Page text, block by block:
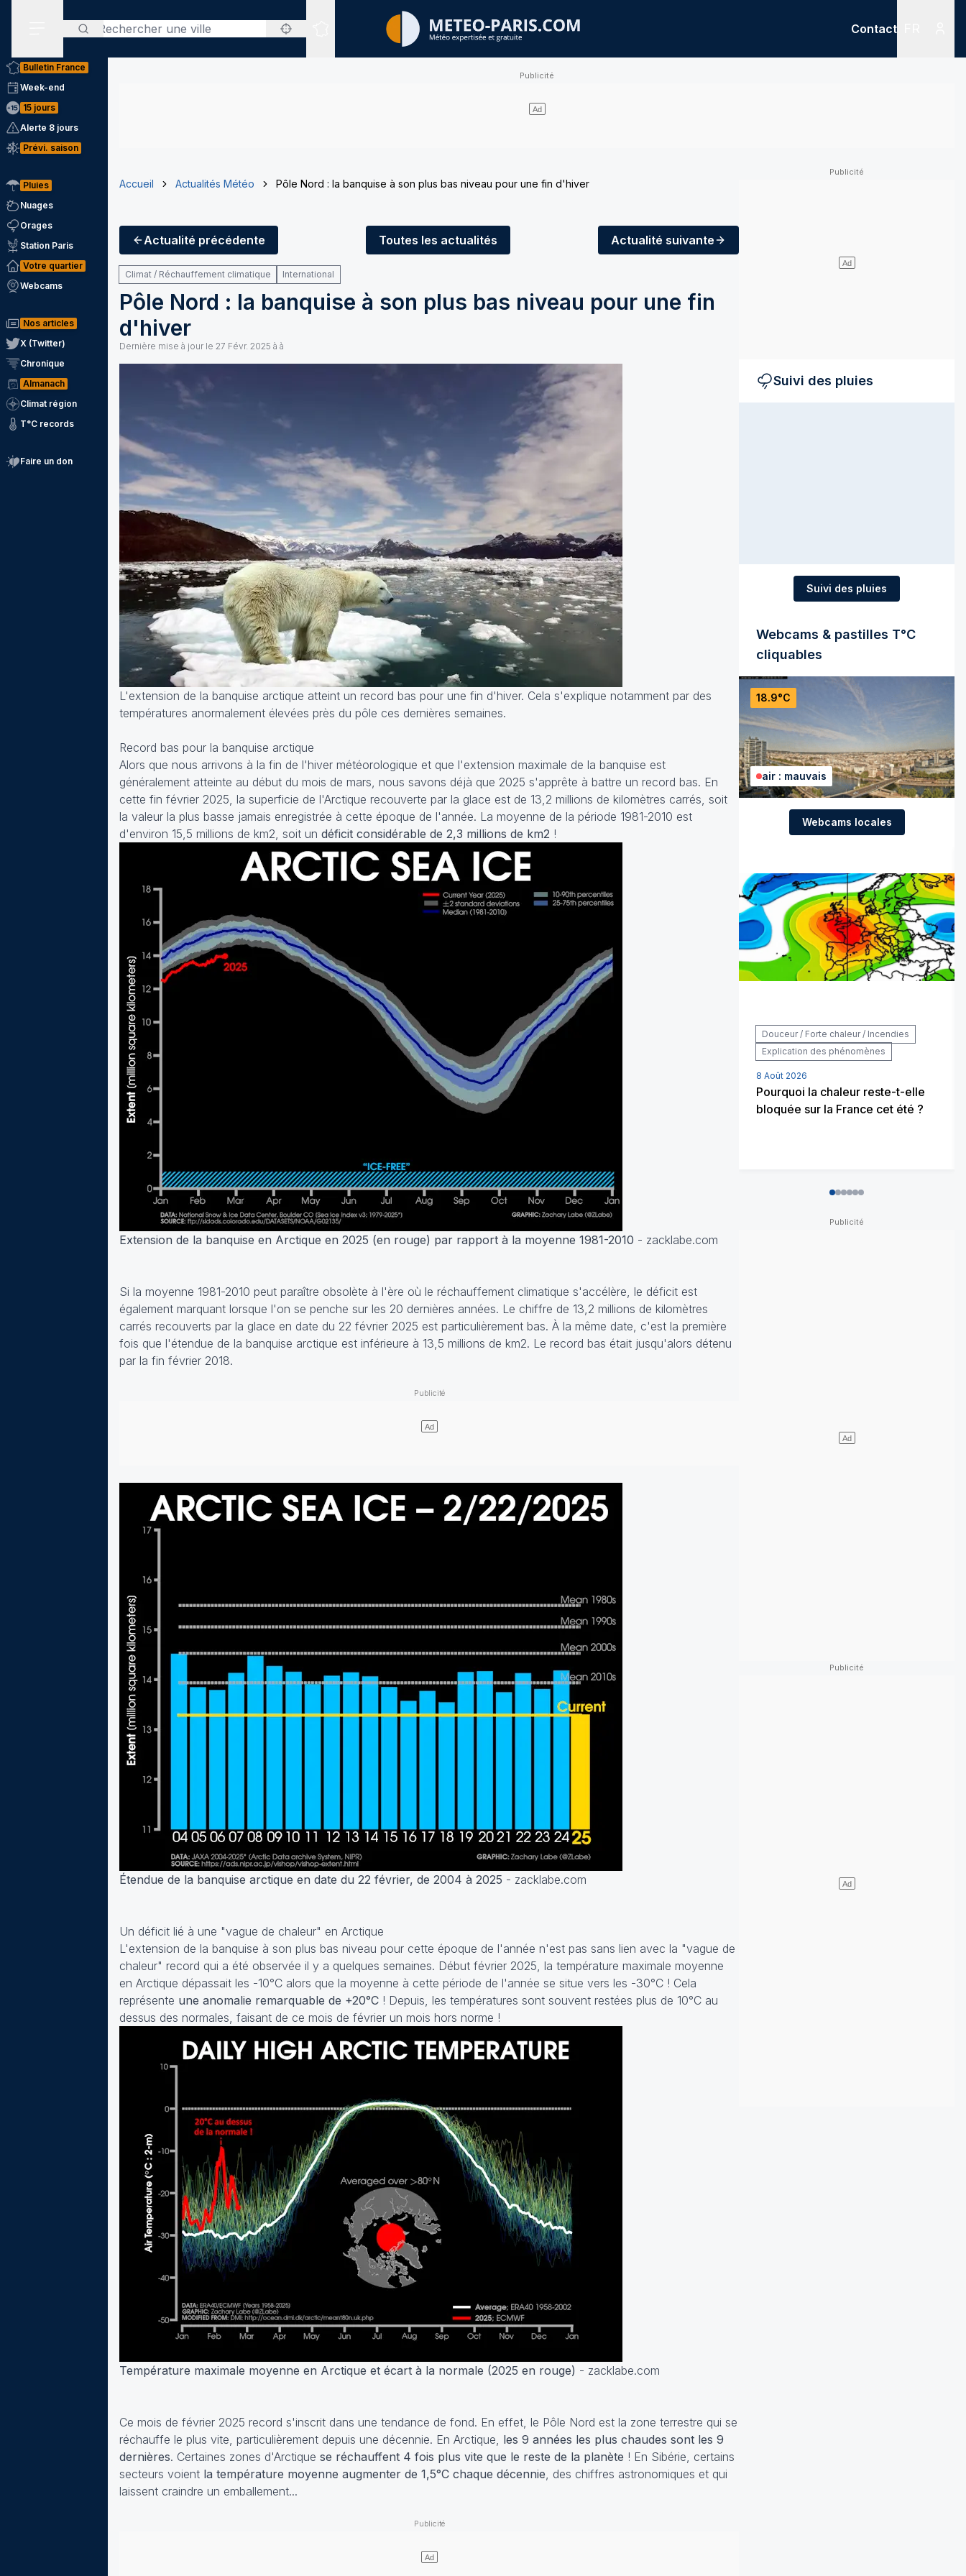
Rechercher
Sites expertisés
Contact
Bulletin France
Week-end
15 jours
Alerte 8 jours
Prévi. saison
Pluies
Nuages
Orages
Station Paris
Votre quartier
Webcams
Nos articles
X (Twitter)
Chronique
Almanach
Climat région
T°C records
Faire un don
Accueil Actualités Météo Pôle Nord : la banquise à son plus bas niveau pour une fin d'hiver
Actualité précédente Toutes les actualités Actualité suivante
Climat / Réchauffement climatique International
Pôle Nord : la banquise à son plus bas niveau pour une fin
d'hiver
Dernière mise à jour le 27 Févr. 2025 à à
L'extension de la banquise arctique atteint un record bas pour une fin d'hiver. Cela s'explique notamment par des
températures anormalement élevées près du pôle ces dernières semaines.
Record bas pour la banquise arctique
Alors que nous arrivons à la fin de l'hiver météorologique et que l'extension maximale de la banquise est
généralement atteinte au début du mois de mars, nous savons déjà que 2025 s'apprête à battre un record bas. En
cette fin février 2025, la superficie de l'Arctique recouverte par la glace est de 13,2 millions de kilomètres carrés, soit
la valeur la plus basse jamais enregistrée à cette époque de l'année. La moyenne de la période 1981-2010 est
d'environ 15,5 millions de km2, soit un déficit considérable de 2,3 millions de km2 !
Extension de la banquise en Arctique en 2025 (en rouge) par rapport à la moyenne 1981-2010 - zacklabe.com
Si la moyenne 1981-2010 peut paraître obsolète à l'ère où le réchauffement climatique s'accélère, le déficit est
également marquant lorsque l'on se penche sur les 20 dernières années. Le chiffre de 13,2 millions de kilomètres
carrés recouverts par la glace en date du 22 février 2025 est particulièrement bas. À la même date, c'est la première
fois que l'étendue de la banquise arctique est inférieure à 13,5 millions de km2. Le record bas était jusqu'alors détenu
par la fin février 2018.
Étendue de la banquise arctique en date du 22 février, de 2004 à 2025 - zacklabe.com
Un déficit lié à une "vague de chaleur" en Arctique
L'extension de la banquise à son plus bas niveau pour cette époque de l'année n'est pas sans lien avec la "vague de
chaleur" record qui a été observée il y a quelques semaines. Début février 2025, la température maximale moyenne
en Arctique dépassait les -10°C alors que la moyenne à cette période de l'année se situe vers les -30°C ! Cela
représente une anomalie remarquable de +20°C ! Depuis, les températures sont souvent restées plus de 10°C au
dessus des normales, faisant de ce mois de février un mois hors norme !
Température maximale moyenne en Arctique et écart à la normale (2025 en rouge) - zacklabe.com
Ce mois de février 2025 record s'inscrit dans une tendance de fond. En effet, le Pôle Nord est la zone terrestre qui se
réchauffe le plus vite, particulièrement depuis une décennie. En Arctique, les 9 années les plus chaudes sont les 9
dernières. Certaines zones d'Arctique se réchauffent 4 fois plus vite que le reste de la planète ! En Sibérie, certains
secteurs voient la température moyenne augmenter de 1,5°C chaque décennie, des chiffres astronomiques et qui
laissent craindre un emballement...
Suivi des pluies
Suivi des pluies
Webcams & pastilles T°C
cliquables
18.9°C
air : mauvais
Webcams locales
Douceur / Forte chaleur / Incendies
Explication des phénomènes
8 Août 2026
Pourquoi la chaleur reste-t-elle
bloquée sur la France cet été ?
012345